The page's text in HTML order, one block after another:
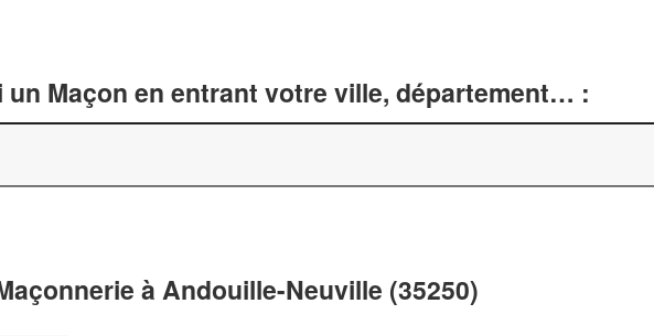
un Maçon en entrant votre ville, département… :
à Andouille-Neuville (35250)